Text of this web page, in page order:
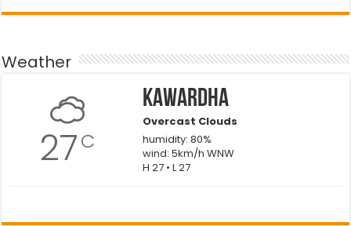
Weather
27C
Kawardha
Overcast Clouds
humidity: 80%
wind: 5km/h WNW
H 27 • L 27